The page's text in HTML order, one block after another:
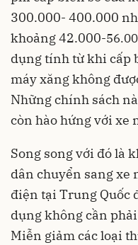
300.000- 400.000
khoảng 42.000-
dụng tính từ khi cấp
máy xăng không
Những chính sách
còn hào hứng với xe
Song song với đó là
dân chuyển sang xe
điện tại Trung Quốc
dụng không cần
Miễn giảm các loại